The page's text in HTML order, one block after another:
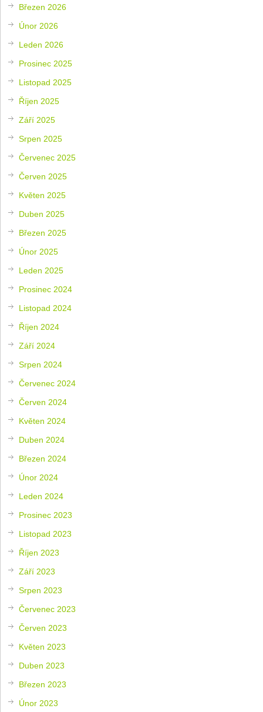
Březen 2026
Únor 2026
Leden 2026
Prosinec 2025
Listopad 2025
Říjen 2025
Září 2025
Srpen 2025
Červenec 2025
Červen 2025
Květen 2025
Duben 2025
Březen 2025
Únor 2025
Leden 2025
Prosinec 2024
Listopad 2024
Říjen 2024
Září 2024
Srpen 2024
Červenec 2024
Červen 2024
Květen 2024
Duben 2024
Březen 2024
Únor 2024
Leden 2024
Prosinec 2023
Listopad 2023
Říjen 2023
Září 2023
Srpen 2023
Červenec 2023
Červen 2023
Květen 2023
Duben 2023
Březen 2023
Únor 2023